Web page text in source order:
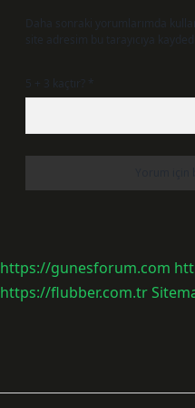
Daha sonraki yorumlarımda
site adresim bu tarayıcıya
5 + 3 kaçtır? *
https://gunesforum.com
https://flubber.com.tr